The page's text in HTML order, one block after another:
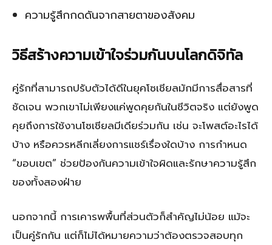
ความรู้สึกกดดันจากสายตาของสังคม
วิธีสร้างความเข้าใจร่วมกันบนโลกดิจิทัล
คู่รักที่สามารถปรับตัวได้ดีในยุคโซเชียลมักมีการสื่อสารที่
ชัดเจน พวกเขาไม่เพียงแค่พูดคุยกันในชีวิตจริง แต่ยังพูด
คุยถึงการใช้งานโซเชียลมีเดียร่วมกัน เช่น จะโพสต์อะไรได้
บ้าง หรือควรหลีกเลี่ยงการแชร์เรื่องใดบ้าง การกำหนด
“ขอบเขต” ช่วยป้องกันความเข้าใจผิดและรักษาความรู้สึก
ของทั้งสองฝ่าย
นอกจากนี้ การเคารพพื้นที่ส่วนตัวก็สำคัญไม่น้อย แม้จะ
เป็นคู่รักกัน แต่ก็ไม่ได้หมายความว่าต้องตรวจสอบทุก